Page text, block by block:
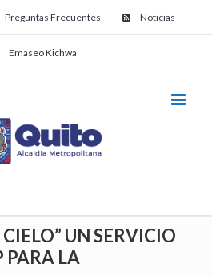
Preguntas Frecuentes Noticias
Emaseo Kichwa
UN SERVICIO
PARA LA